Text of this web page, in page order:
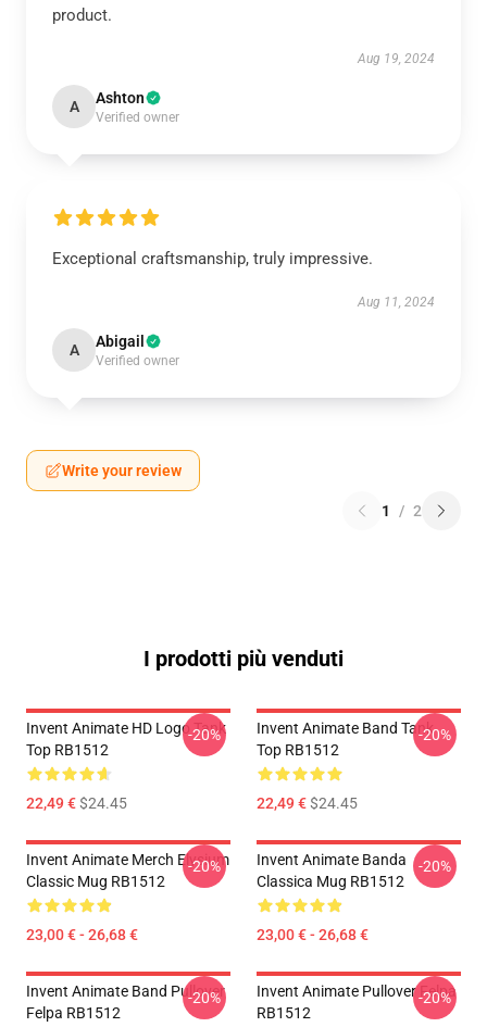
product.
Aug 19, 2024
A Ashton
Verified owner
Exceptional craftsmanship, truly impressive.
Aug 11, 2024
A Abigail
Verified owner
Write your review
1 / 2
I prodotti più venduti
Invent Animate HD Logo Tank
Top RB1512
22,49 €$24.45
-20%
Invent Animate Band Tank
Top RB1512
22,49 €$24.45
-20%
Invent Animate Merch Elysium
Classic Mug RB1512
23,00 € - 26,68 €
-20%
Invent Animate Banda
Classica Mug RB1512
23,00 € - 26,68 €
-20%
Invent Animate Band Pullover
Felpa RB1512
-20%
Invent Animate Pullover Felpa
RB1512
-20%